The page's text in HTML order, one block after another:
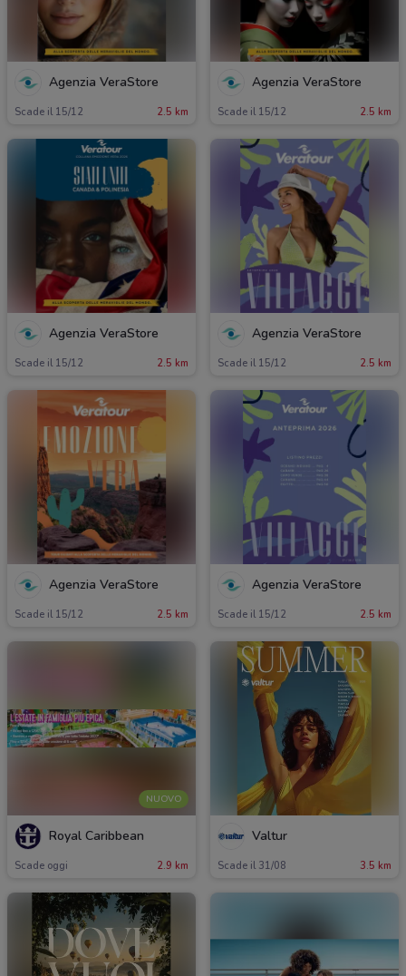
Agenzia VeraStore
Scade il 15/12 2.5 km
Agenzia VeraStore
Scade il 15/12 2.5 km
Agenzia VeraStore
Scade il 15/12 2.5 km
Agenzia VeraStore
Scade il 15/12 2.5 km
Agenzia VeraStore
Scade il 15/12 2.5 km
Agenzia VeraStore
Scade il 15/12 2.5 km
NUOVO
Royal Caribbean
Scade oggi 2.9 km
Valtur
Scade il 31/08 3.5 km